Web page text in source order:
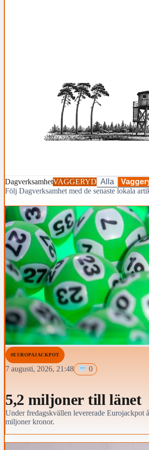
DagverksamhetVAGGERYD Alla
Följ Dagverksamhet med de senaste lokala
#EUROPAJACKPOT
7 augusti, 2026, 21:48 0
5,2 miljoner till länet
Under fredagskvällen levererade Eurojackpot
miljoner kronor.